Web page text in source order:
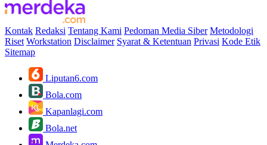
Kontak Redaksi Tentang Kami Pedoman Media Siber Metodologi
Riset Workstation Disclaimer Syarat & Ketentuan Privasi Kode Etik
Sitemap
Liputan6.com
Bola.com
Kapanlagi.com
Bola.net